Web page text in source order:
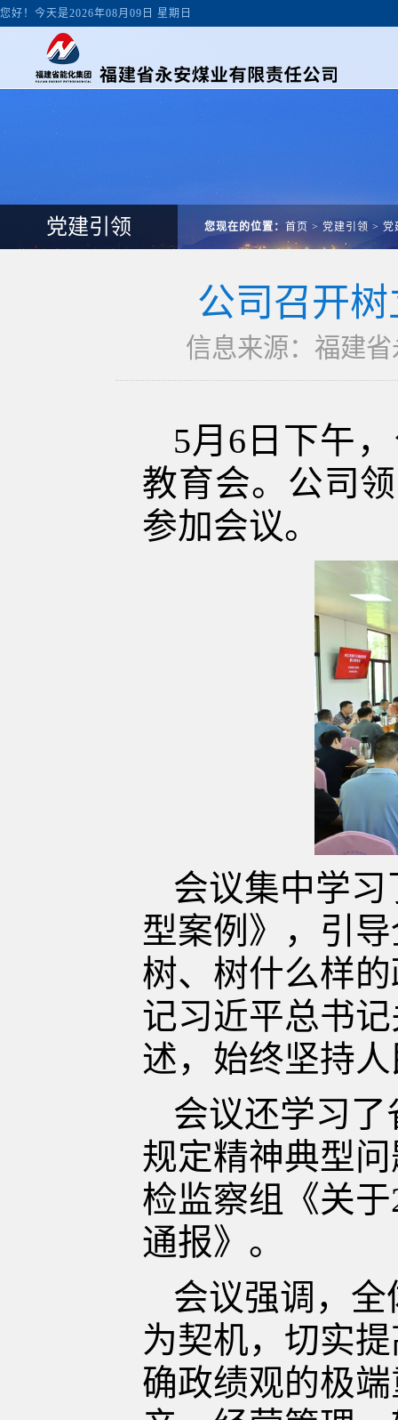
您好！今天是2026年08月09日 星期日
党建引领 您现在的位置： 首页 > 党建引领 > 党
公司召开
信息来源：福建
5月6日下午
教育会。公司
参加会议。
会议集中学
型案例》，引
树、树什么样
记习近平总书
述，始终坚持
会议还学习
规定精神典型
检监察组《关于
通报》。
会议强调，
为契机，切实
确政绩观的极